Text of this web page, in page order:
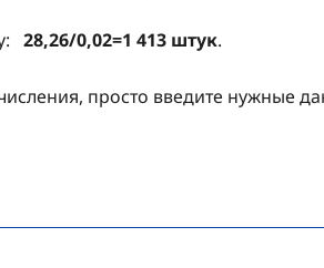
28,26/0,02=1 413 штук.
просто введите нужные